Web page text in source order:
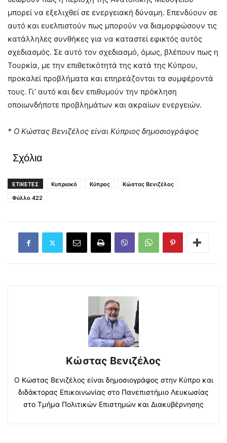
μπορεί να εξελιχθεί σε ενεργειακή δύναμη. Επενδύουν σε
αυτό και ευελπιστούν πως μπορούν να διαμορφώσουν τις
κατάλληλες συνθήκες για να καταστεί εφικτός αυτός
σχεδιασμός. Σε αυτό τον σχεδιασμό, όμως, βλέπουν πως η
Τουρκία, με την επιθετικότητά της κατά της Κύπρου,
προκαλεί προβλήματα και επηρεάζονται τα συμφέροντά
τους. Γι’ αυτό και δεν επιθυμούν την πρόκληση
οποιωνδήποτε προβλημάτων και ακραίων ενεργειών.
* Ο Κώστας Βενιζέλος είναι Κύπριος δημοσιογράφος
Σχόλια
ΕΤΙΚΕΤΕΣ Κυπριακό Κύπρος
Κώστας Βενιζέλος
Φύλλο 422
Κώστας Βενιζέλος
Ο Κώστας Βενιζέλος είναι δημοσιογράφος στην Κύπρο και
διδάκτορας Επικοινωνίας στο Πανεπιστήμιο Λευκωσίας
στο Τμήμα Πολιτικών Επιστημών και Διακυβέρνησης